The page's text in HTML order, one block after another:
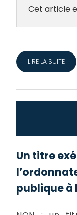
Cet article
LIRE LA SUITE
Un titre
publique à